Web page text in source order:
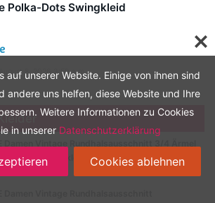
Polka-Dots Swingkleid
8, 2026 3:59 a.m.
Cocktailkleid A135 (EU 40 = Size L,
auf unserer Website. Einige von ihnen sind
andere uns helfen, diese Website und Ihre
Weitere Informationen zu Cookies
in unserer Datenschutzerklärung
Cookies ablehnen